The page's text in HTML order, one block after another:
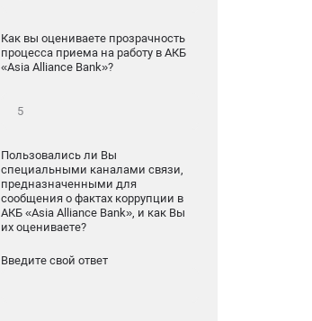
Как вы оцениваете прозрачность
процесса приема на работу в АКБ
«Asia Alliance Bank»?
Пользовались ли Вы
специальными каналами связи,
предназначенными для
сообщения о фактах коррупции в
АКБ «Asia Alliance Bank», и как Вы
их оцениваете?
Введите свой ответ